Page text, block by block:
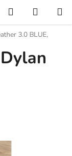
Hledat
KOŠÍK
3.0 BLUE,